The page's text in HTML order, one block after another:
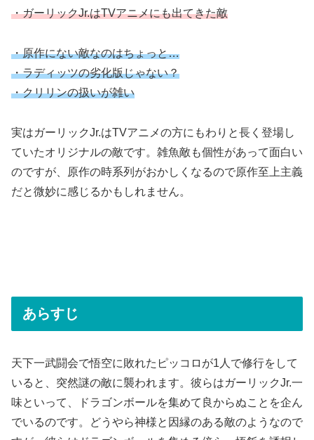
・ガーリックJr.はTVアニメにも出てきた敵
・原作にない敵なのはちょっと…
・ラディッツの劣化版じゃない？
・クリリンの扱いが雑い
実はガーリックJr.はTVアニメの方にもわりと長く登場し
ていたオリジナルの敵です。雑魚敵も個性があって面白い
のですが、原作の時系列がおかしくなるので原作至上主義
だと微妙に感じるかもしれません。
あらすじ
天下一武闘会で悟空に敗れたピッコロが1人で修行をして
いると、突然謎の敵に襲われます。彼らはガーリックJr.一
味といって、ドラゴンボールを集めて良からぬことを企ん
でいるのです。どうやら神様と因縁のある敵のようなので